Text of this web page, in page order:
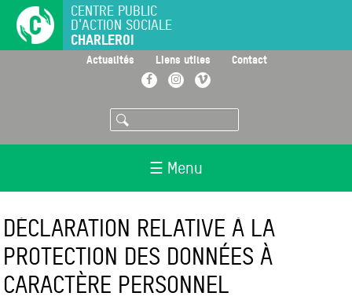
principal
CENTRE PUBLIC
D'ACTION SOCIALE
CHARLEROI
Actualités Liens utiles Contact
FacebookInstagramVimeo
Rechercher
☰ Menu
DÉCLARATION RELATIVE À LA
PROTECTION DES DONNÉES À
CARACTÈRE PERSONNEL